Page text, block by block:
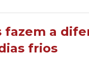
fazem a
frios